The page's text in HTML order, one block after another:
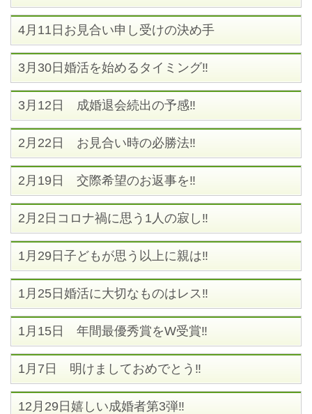
4月11日お見合い申し受けの決め手
3月30日婚活を始めるタイミング‼
3月12日 成婚退会続出の予感‼
2月22日 お見合い時の必勝法‼
2月19日 交際希望のお返事を‼
2月2日コロナ禍に思う1人の寂し‼
1月29日子どもが思う以上に親は‼
1月25日婚活に大切なものはレス‼
1月15日 年間最優秀賞をW受賞‼
1月7日 明けましておめでとう‼
12月29日嬉しい成婚者第3弾‼